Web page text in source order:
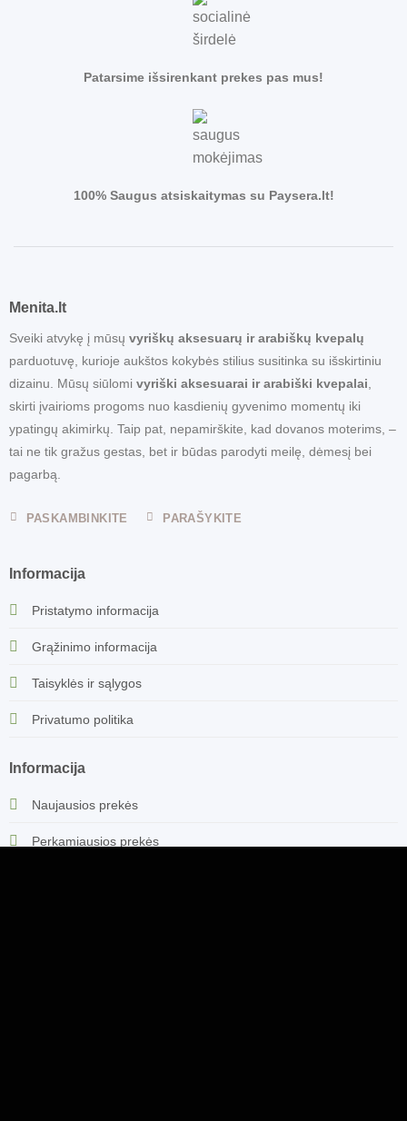
Patarsime išsirenkant prekes pas mus!
100% Saugus atsiskaitymas su Paysera.lt!
Menita.lt
Sveiki atvykę į mūsų vyriškų aksesuarų ir arabiškų kvepalų
parduotuvę, kurioje aukštos kokybės stilius susitinka su išskirtiniu
dizainu. Mūsų siūlomi vyriški aksesuarai ir arabiški kvepalai
skirti įvairioms progoms nuo kasdienių gyvenimo momentų iki
ypatingų akimirkų. Taip pat, nepamirškite, kad dovanos moterims, –
tai ne tik gražus gestas, bet ir būdas parodyti meilę, dėmesį bei
pagarbą.
PASKAMBINKITE PARAŠYKITE
Informacija
Pristatymo informacija
Grąžinimo informacija
Taisyklės ir sąlygos
Privatumo politika
Informacija
Naujausios prekės
Perkamiausios prekės